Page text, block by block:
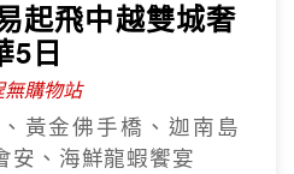
起飛中越雙城奢
5日
無購物站
黃金佛手橋、迦南島
安、海鮮龍蝦饗宴